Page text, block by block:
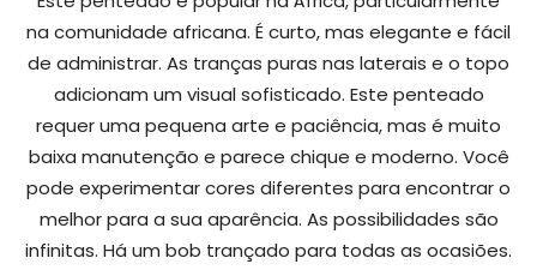
na comunidade africana. É curto, mas elegante e fácil
de administrar. As tranças puras nas laterais e o topo
adicionam um visual sofisticado. Este penteado
requer uma pequena arte e paciência, mas é muito
baixa manutenção e parece chique e moderno. Você
pode experimentar cores diferentes para encontrar o
melhor para a sua aparência. As possibilidades são
infinitas. Há um bob trançado para todas as ocasiões.